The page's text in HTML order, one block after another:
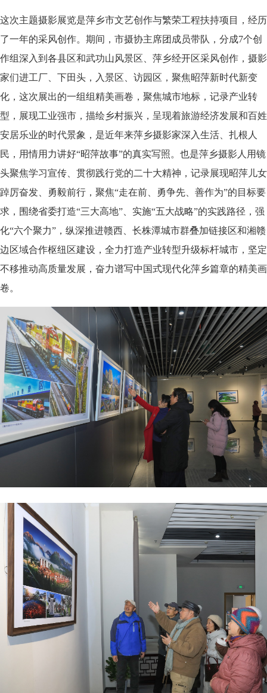
这次主题摄影展览是萍乡市文艺创作与繁荣工程扶持项目，经历
了一年的采风创作。期间，市摄协主席团成员带队，分成7个创
作组深入到各县区和武功山风景区、萍乡经开区采风创作，摄影
家们进工厂、下田头，入景区、访园区，聚焦昭萍新时代新变
化，这次展出的一组组精美画卷，聚焦城市地标，记录产业转
型，展现工业强市，描绘乡村振兴，呈现着旅游经济发展和百姓
安居乐业的时代景象，是近年来萍乡摄影家深入生活、扎根人
民，用情用力讲好“昭萍故事”的真实写照。也是萍乡摄影人用镜
头聚焦学习宣传、贯彻践行党的二十大精神，记录展现昭萍儿女
踔厉奋发、勇毅前行，聚焦“走在前、勇争先、善作为”的目标要
求，围绕省委打造“三大高地”、实施“五大战略”的实践路径，强
化“六个聚力”，纵深推进赣西、长株潭城市群叠加链接区和湘赣
边区域合作枢纽区建设，全力打造产业转型升级标杆城市，坚定
不移推动高质量发展，奋力谱写中国式现代化萍乡篇章的精美画
卷。